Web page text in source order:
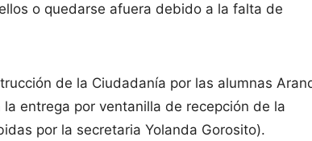
o quedarse afuera debido a la falta de
de la Ciudadanía por las alumnas
entrega por ventanilla de recepción de la
por la secretaria Yolanda Gorosito).